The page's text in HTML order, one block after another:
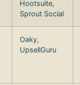
Hootsuite,
Sprout Social
Oaky,
UpsellGuru